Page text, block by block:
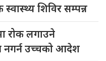
शिविर सम्पन्न
रोक लगाउने
नगर्न उच्चको आदेश